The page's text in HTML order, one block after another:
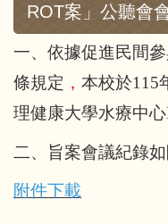
ROT案」公聽會
一、依據促進民間
條規定 ， 本校於115
理健康大學水療中心
二、旨案會議紀錄
附件下載